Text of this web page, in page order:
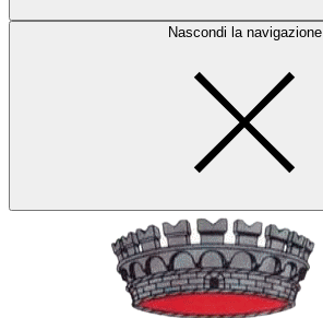
Nascondi la navigazione